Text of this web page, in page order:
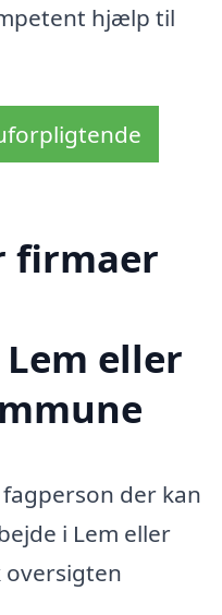
hjælp til
firmaer
eller
der kan
i Lem eller
oversigten